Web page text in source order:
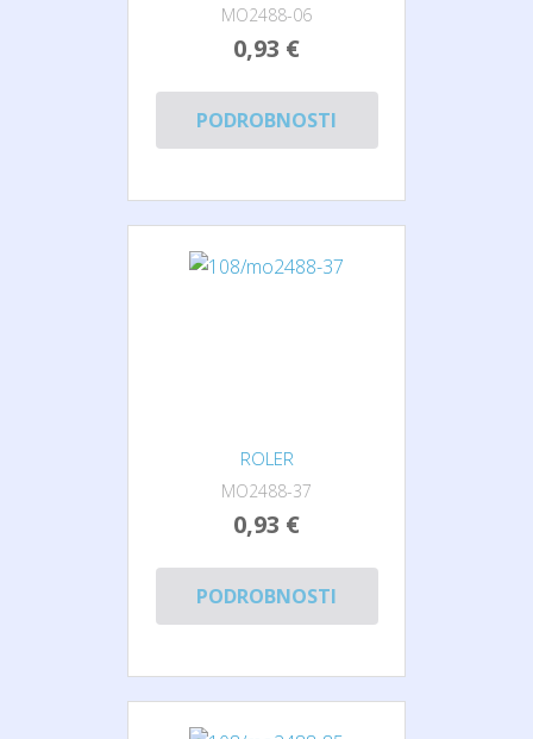
MO2488-06
0,93 €
PODROBNOSTI
ROLER
MO2488-37
0,93 €
PODROBNOSTI